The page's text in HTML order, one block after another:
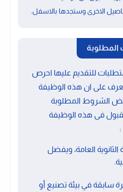
الاخرى وستجدها بالاسفل.
المطلوبة
للتقديم عليها احرص
على ان هذه الوظيفة
الشروط المطلوبة
فى هذه الوظيفة
العامة، ويفضل
سابقة في بيئة تصنيع أو